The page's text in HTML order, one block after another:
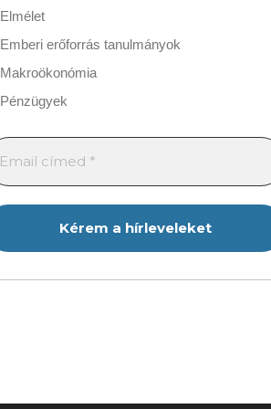
Elmélet
Emberi erőforrás tanulmányok
Makroökonómia
Pénzügyek